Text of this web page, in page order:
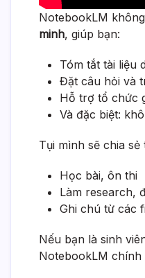
NotebookLM
minh, giúp bạn:
Tóm tắt tài liệu
Đặt câu hỏi và
Hỗ trợ tổ chức
Và đặc biệt:
Tụi mình sẽ chia
Học bài, ôn thi
Làm research,
Ghi chú từ các
Nếu bạn là sinh
NotebookLM chính